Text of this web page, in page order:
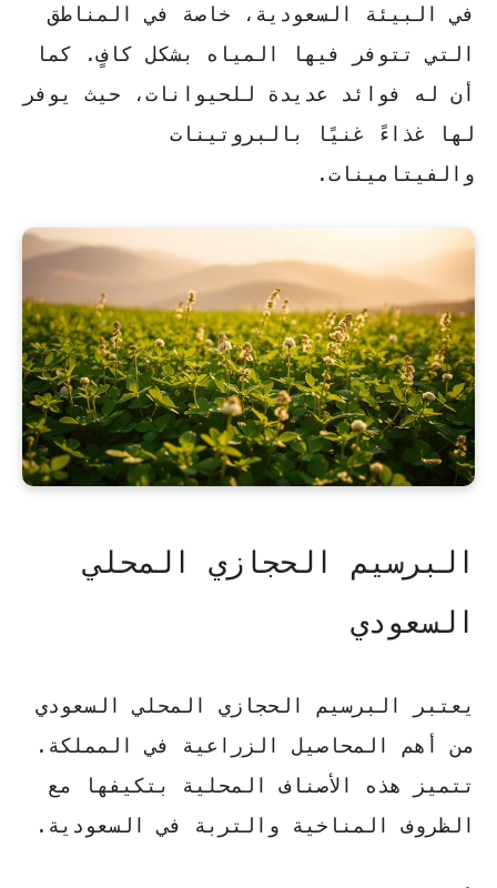
في البيئة السعودية، خاصة في المناطق
التي تتوفر فيها المياه بشكل كافٍ. كما
أن له فوائد عديدة للحيوانات، حيث يوفر
لها غذاءً غنيًا بالبروتينات
والفيتامينات.
البرسيم الحجازي المحلي
السعودي
يعتبر البرسيم الحجازي المحلي السعودي
من أهم المحاصيل الزراعية في المملكة.
تتميز هذه الأصناف المحلية بتكيفها مع
الظروف المناخية والتربة في السعودية .